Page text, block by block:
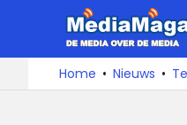
de
De
media
over
Home Nieuws